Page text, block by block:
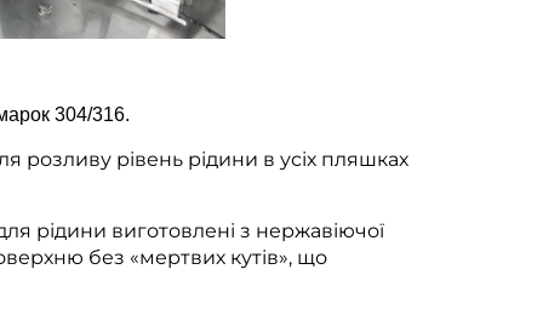
304/316.
розливу рівень рідини в усіх пляшках
рідини виготовлені з нержавіючої
без «мертвих кутів», що